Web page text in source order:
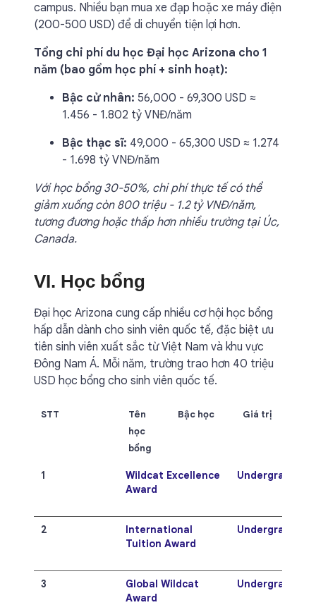
campus. Nhiều bạn mua xe đạp hoặc xe máy điện
(200-500 USD) để di chuyển tiện lợi hơn.
Tổng chi phí du học Đại học Arizona cho 1
năm (bao gồm học phí + sinh hoạt):
Bậc cử nhân: 56,000 - 69,300 USD ≈
1.456 - 1.802 tỷ VNĐ/năm
Bậc thạc sĩ: 49,000 - 65,300 USD ≈ 1.274
- 1.698 tỷ VNĐ/năm
Với học bổng 30-50%, chi phí thực tế có thể
giảm xuống còn 800 triệu - 1.2 tỷ VNĐ/năm,
tương đương hoặc thấp hơn nhiều trường tại Úc,
Canada.
VI. Học bổng
Đại học Arizona cung cấp nhiều cơ hội học bổng
hấp dẫn dành cho sinh viên quốc tế, đặc biệt ưu
tiên sinh viên xuất sắc từ Việt Nam và khu vực
Đông Nam Á. Mỗi năm, trường trao hơn 40 triệu
USD học bổng cho sinh viên quốc tế.
STT
Tên
học
bổng
Bậc học Giá trị
1
Wildcat Excellence
Award
Undergraduate
2
International
Tuition Award
Undergraduate
3
Global Wildcat
Award
Undergraduate